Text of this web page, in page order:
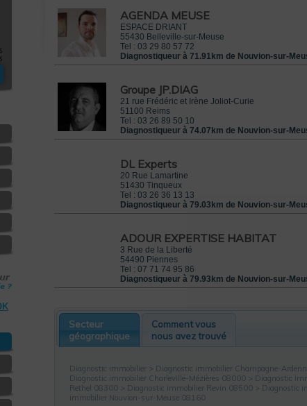
AGENDA MEUSE
ESPACE DRIANT
55430 Belleville-sur-Meuse
Tel : 03 29 80 57 72
Diagnostiqueur à 71.91km de Nouvion-sur-
Groupe JP.DIAG
21 rue Frédéric et Irène Joliot-Curie
51100 Reims
Tel : 03 26 89 50 10
Diagnostiqueur à 74.07km de Nouvion-sur-
DL Experts
20 Rue Lamartine
51430 Tinqueux
Tel : 03 26 36 13 13
Diagnostiqueur à 79.03km de Nouvion-sur-
ADOUR EXPERTISE HABITAT
3 Rue de la Liberté
54490 Piennes
Tel : 07 71 74 95 86
Diagnostiqueur à 79.93km de Nouvion-sur-
Secteur
géographique
Comment vous
nous avez trouvé
Diagnostic immobilier> Diagnostic immobilier Champagne-
Diagnostic immobilier Charleville-Mézières 08000> Diagnostic
Rethel 08300> Diagnostic immobilier Revin 08500> Diagnostic
immobilier Nouvion-sur-Meuse 08160